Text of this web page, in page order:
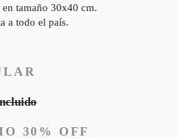
tamaño 30x40 cm.
a todo el país.
30% OFF